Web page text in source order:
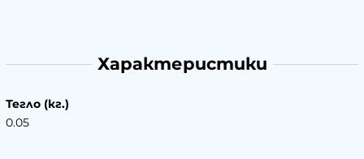
Характеристики
Тегло (кг.)
0.05